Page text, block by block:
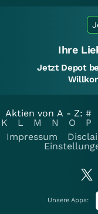
Ihre
Jetzt Depot
Aktien von A - Z: #
K
L M N O P
Impressum
Unsere Apps: